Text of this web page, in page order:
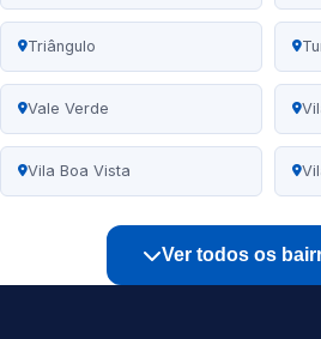
Triângulo
Vale Verde
Vila Boa Vista
Ver todos os